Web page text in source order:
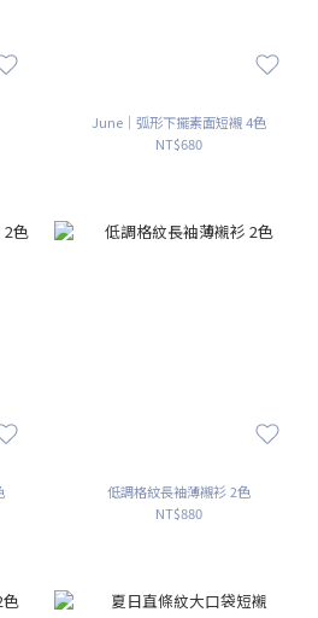
June｜弧形下擺素面短襯 4色
NT$680
低調格紋長袖薄襯衫 2色
NT$880